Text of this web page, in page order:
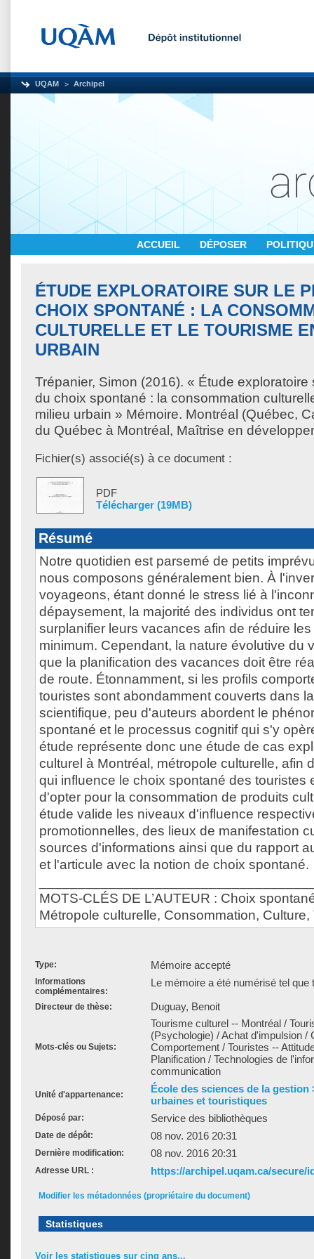
UQAM Archipel
ACCUEIL DÉPOSER
ÉTUDE EXPLORATOIRE SUR LE
CHOIX SPONTANÉ : LA
CULTURELLE ET LE TOURISME
URBAIN
Trépanier, Simon (2016). « Étude
du choix spontané : la consommation
milieu urbain » Mémoire. Montréal (Québec,
du Québec à Montréal, Maîtrise en
Fichier(s) associé(s) à ce document :
PDF
Télécharger (19MB)
Résumé
Notre quotidien est parsemé de petits
nous composons généralement bien. À
voyageons, étant donné le stress lié à
dépaysement, la majorité des individus ont
surplanifier leurs vacances afin de réduire
minimum. Cependant, la nature évolutive du
que la planification des vacances doit être
de route. Étonnamment, si les profils
touristes sont abondamment couverts dans
scientifique, peu d'auteurs abordent le
spontané et le processus cognitif qui s'y
étude représente donc une étude de cas
culturel à Montréal, métropole culturelle, afin
qui influence le choix spontané des touristes
d'opter pour la consommation de produits
étude valide les niveaux d'influence
promotionnelles, des lieux de manifestation
sources d'informations ainsi que du rapport
et l'articule avec la notion de choix spontané.
MOTS-CLÉS DE L’AUTEUR : Choix
Métropole culturelle, Consommation, Culture,
Type: Mémoire accepté
Informations
complémentaires:
Le mémoire a été numérisé tel que
Directeur de thèse: Duguay, Benoit
Mots-clés ou Sujets:
Tourisme culturel -- Montréal /
(Psychologie) / Achat d'impulsion /
Comportement / Touristes --
Planification / Technologies de
communication
Unité d'appartenance:
École des sciences de la
urbaines et touristiques
Déposé par: Service des bibliothèques
Date de dépôt: 08 nov. 2016 20:31
Dernière modification: 08 nov. 2016 20:31
Adresse URL : https://archipel.uqam.ca/secure/
Modifier les métadonnées (propriétaire du document)
Statistiques
Voir les statistiques sur cinq ans...